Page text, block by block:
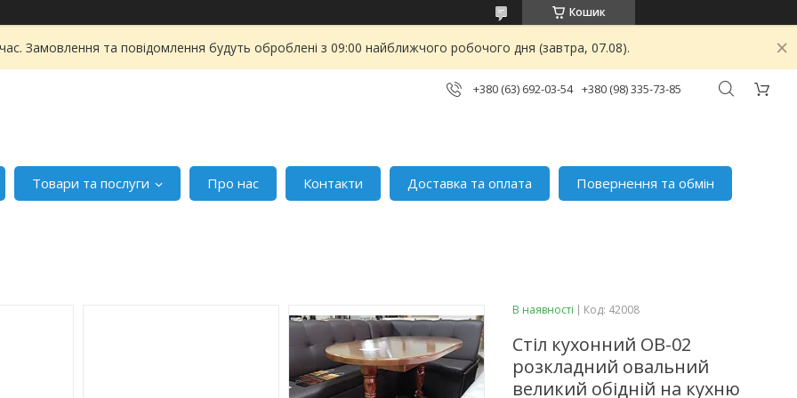
Кошик
Замовлення та повідомлення будуть оброблені з 09:00 найближчого робочого дня (завтра, 07.08).
+380 (63) 692-03-54 +380 (98) 335-73-85
Товари та послуги Про нас Контакти Доставка та оплата Повернення та обмін
В наявності Код: 42008
Стіл кухонний ОВ-02
розкладний овальний
великий обідній на кухню